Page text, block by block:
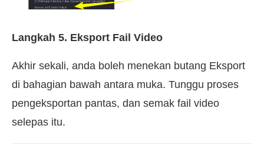
Langkah 5. Eksport Fail Video
Akhir sekali, anda boleh menekan butang Eksport
di bahagian bawah antara muka. Tunggu proses
pengeksportan pantas, dan semak fail video
selepas itu.